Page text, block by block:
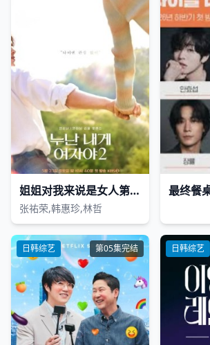
姐姐对我来说是女人第二季
张祐荣,韩惠珍,林哲
最终餐
日韩综艺 第05集完结 日韩综艺